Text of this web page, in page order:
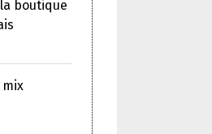
boutique
mix